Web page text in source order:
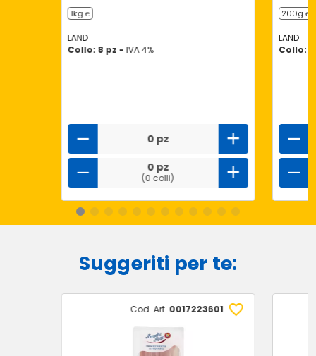
1kg ℮
LAND
Collo: 8 pz - IVA 4%
0 pz
0 pz
(0 colli)
200g ℮
LAND
Collo:
Suggeriti per te:
Cod. Art. 0017223601